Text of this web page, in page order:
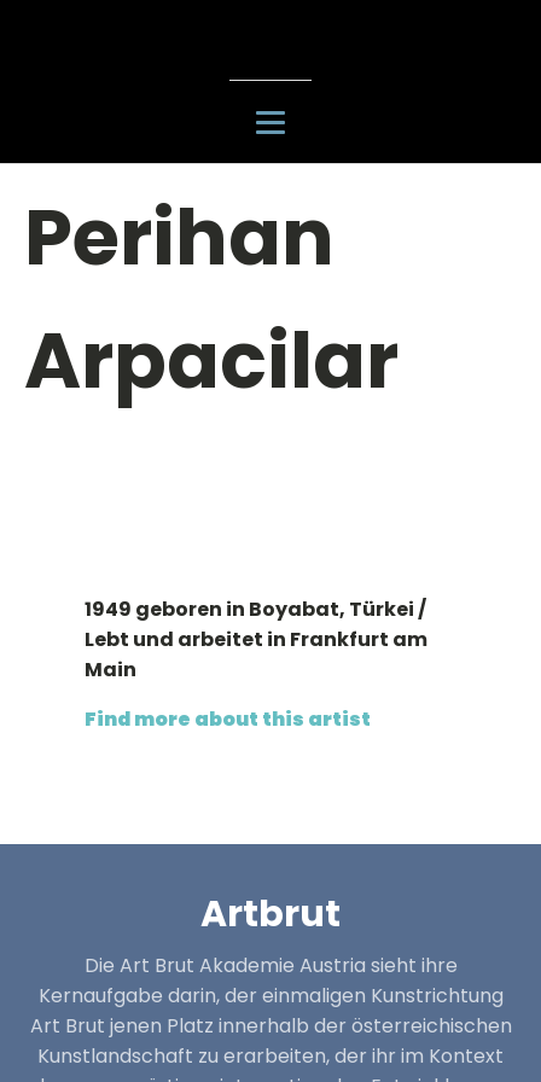
Perihan
Arpacilar
1949 geboren in Boyabat, Türkei /
Lebt und arbeitet in Frankfurt am
Main
Find more about this artist
Artbrut
Die Art Brut Akademie Austria sieht ihre
Kernaufgabe darin, der einmaligen Kunstrichtung
Art Brut jenen Platz innerhalb der österreichischen
Kunstlandschaft zu erarbeiten, der ihr im Kontext